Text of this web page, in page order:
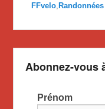
FFvelo ,
Abonnez-vous
Prénom